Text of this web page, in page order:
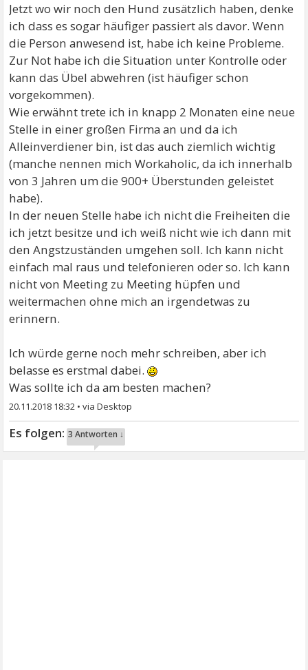
Jetzt wo wir noch den Hund zusätzlich haben, denke
ich dass es sogar häufiger passiert als davor. Wenn
die Person anwesend ist, habe ich keine Probleme.
Zur Not habe ich die Situation unter Kontrolle oder
kann das Übel abwehren (ist häufiger schon
vorgekommen).
Wie erwähnt trete ich in knapp 2 Monaten eine neue
Stelle in einer großen Firma an und da ich
Alleinverdiener bin, ist das auch ziemlich wichtig
(manche nennen mich Workaholic, da ich innerhalb
von 3 Jahren um die 900+ Überstunden geleistet
habe).
In der neuen Stelle habe ich nicht die Freiheiten die
ich jetzt besitze und ich weiß nicht wie ich dann mit
den Angstzuständen umgehen soll. Ich kann nicht
einfach mal raus und telefonieren oder so. Ich kann
nicht von Meeting zu Meeting hüpfen und
weitermachen ohne mich an irgendetwas zu
erinnern.
Ich würde gerne noch mehr schreiben, aber ich
belasse es erstmal dabei.
Was sollte ich da am besten machen?
20.11.2018 18:32 •
3 Antworten ↓